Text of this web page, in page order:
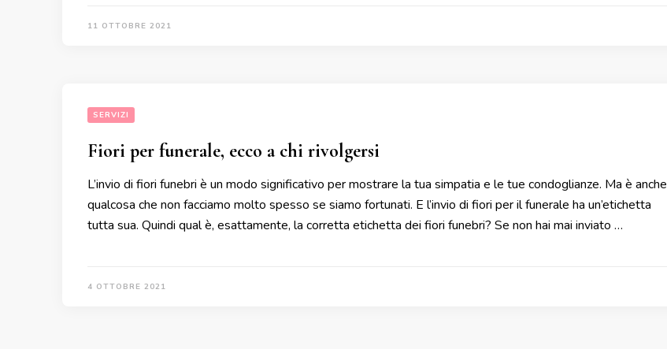
11 OTTOBRE 2021
SERVIZI
Fiori per funerale, ecco a chi rivolgersi
L’invio di fiori funebri è un modo significativo per mostrare la tua simpatia e le tue condoglianze. Ma è anche
qualcosa che non facciamo molto spesso se siamo fortunati. E l’invio di fiori per il funerale ha un’etichetta
tutta sua. Quindi qual è, esattamente, la corretta etichetta dei fiori funebri? Se non hai mai inviato …
4 OTTOBRE 2021